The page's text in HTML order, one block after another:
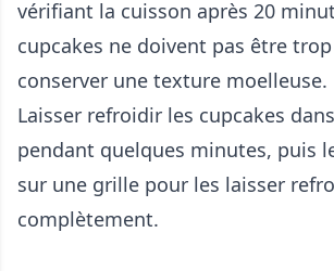
vérifiant la cuisson après 20
cupcakes ne doivent pas être
conserver une texture moelleuse.
Laisser refroidir les cupcakes
pendant quelques minutes, puis
sur une grille pour les laisser
complètement.